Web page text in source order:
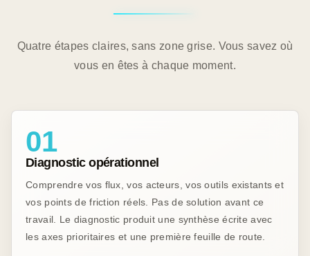
Quatre étapes claires, sans zone grise. Vous savez où
vous en êtes à chaque moment.
01
Diagnostic opérationnel
Comprendre vos flux, vos acteurs, vos outils existants et
vos points de friction réels. Pas de solution avant ce
travail. Le diagnostic produit une synthèse écrite avec
les axes prioritaires et une première feuille de route.